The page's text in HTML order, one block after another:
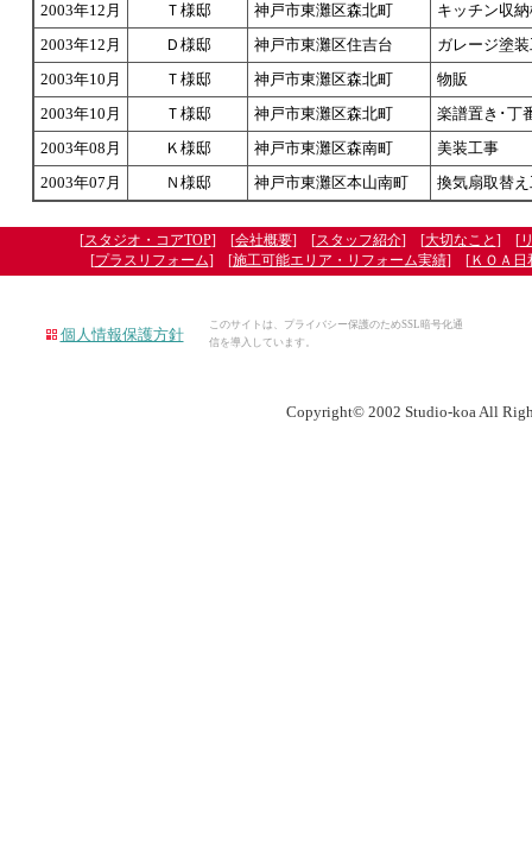
2003年12月
Ｔ様邸 神戸市東灘区森北町
キッチン収
2003年12月
Ｄ様邸 神戸市東灘区住吉台
ガレージ塗
2003年10月
Ｔ様邸 神戸市東灘区森北町
物販
2003年10月
Ｔ様邸 神戸市東灘区森北町
楽譜置き･丁
2003年08月
Ｋ様邸 神戸市東灘区森南町
美装工事
2003年07月
Ｎ様邸 神戸市東灘区本山南町 換気扇取替
[スタジオ・コアTOP] [会社概要] [スタッフ紹介] [大切なこと] [
[プラスリフォーム] [施工可能エリア・リフォーム実績] [ＫＯＡ日
個人情報保護方針
このサイトは、プライバシー保護のためSSL暗号化通
信を導入しています。
Copyright© 2002 Studio-koa All